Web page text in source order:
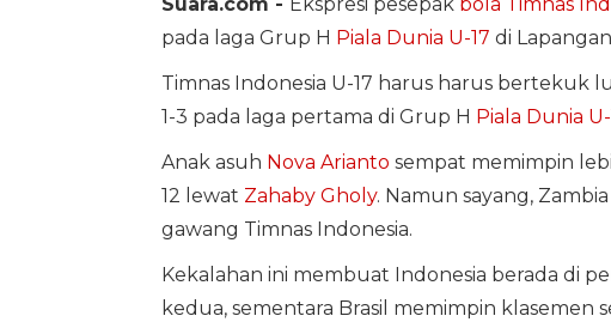
Suara.com - Ekspresi pesepak bola Timnas
pada laga Grup H Piala Dunia U-17 di
Timnas Indonesia U-17 harus harus bertekuk
1-3 pada laga pertama di Grup H Piala Dunia
Anak asuh Nova Arianto sempat memimpin
12 lewat Zahaby Gholy. Namun sayang,
gawang Timnas Indonesia.
Kekalahan ini membuat Indonesia berada di
kedua, sementara Brasil memimpin klasemen